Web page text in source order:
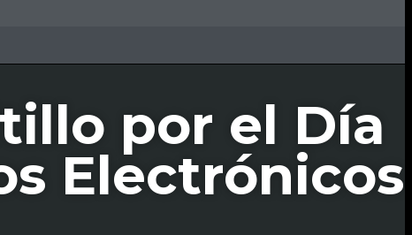
por el Día
Electrónicos